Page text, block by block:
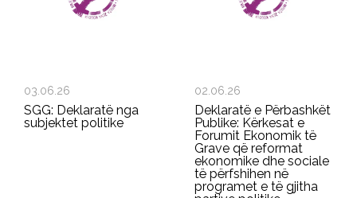
03.06.26
SGG: Deklaratë nga
subjektet politike
02.06.26
Deklaratë e Përbashkët
Publike: Kërkesat e
Forumit Ekonomik të
Grave që reformat
ekonomike dhe sociale
të përfshihen në
programet e të gjitha